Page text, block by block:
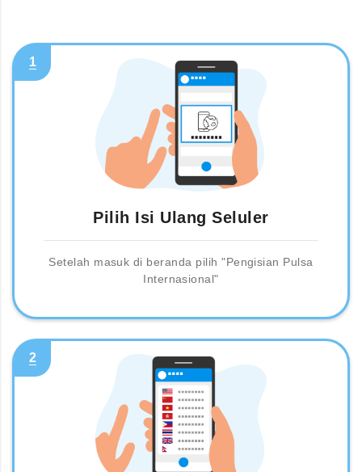
1
Pilih Isi Ulang Seluler
Setelah masuk di beranda pilih "Pengisian Pulsa
Internasional"
2